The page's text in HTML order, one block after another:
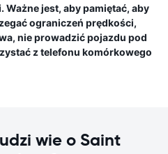
jest, aby pamiętać, aby
ograniczeń prędkości,
nie prowadzić pojazdu pod
z telefonu komórkowego
wie o Saint